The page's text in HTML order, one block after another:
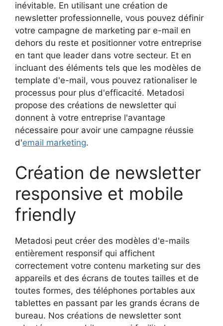
inévitable. En utilisant une création de
newsletter professionnelle, vous pouvez définir
votre campagne de marketing par e-mail en
dehors du reste et positionner votre entreprise
en tant que leader dans votre secteur. Et en
incluant des éléments tels que les modèles de
template d'e-mail, vous pouvez rationaliser le
processus pour plus d'efficacité. Metadosi
propose des créations de newsletter qui
donnent à votre entreprise l'avantage
nécessaire pour avoir une campagne réussie
d'email marketing.
Création de newsletter
responsive et mobile
friendly
Metadosi peut créer des modèles d'e-mails
entièrement responsif qui affichent
correctement votre contenu marketing sur des
appareils et des écrans de toutes tailles et de
toutes formes, des téléphones portables aux
tablettes en passant par les grands écrans de
bureau. Nos créations de newsletter sont